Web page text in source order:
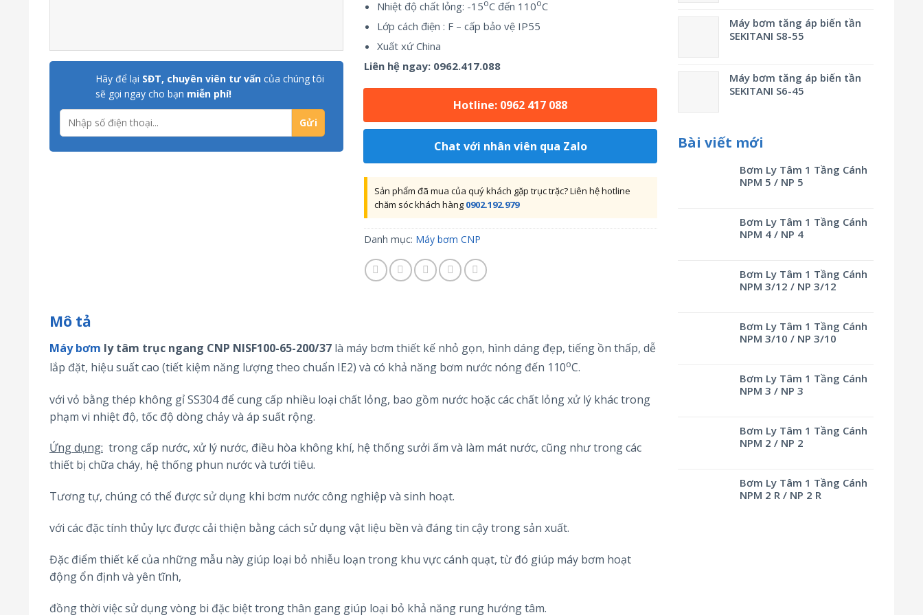
Máy bơm tăng áp biến tần
SEKITANI S8-55
Máy bơm tăng áp biến tần
SEKITANI S6-45
Bài viết mới
Bơm Ly Tâm 1 Tầng Cánh
NPM 5 / NP 5
Bơm Ly Tâm 1 Tầng Cánh
NPM 4 / NP 4
Bơm Ly Tâm 1 Tầng Cánh
NPM 3/12 / NP 3/12
Bơm Ly Tâm 1 Tầng Cánh
NPM 3/10 / NP 3/10
Bơm Ly Tâm 1 Tầng Cánh
NPM 3 / NP 3
Bơm Ly Tâm 1 Tầng Cánh
NPM 2 / NP 2
Bơm Ly Tâm 1 Tầng Cánh
NPM 2 R / NP 2 R
Hãy để lại SĐT, chuyên viên tư vấn của chúng tôi
sẽ gọi ngay cho bạn miễn phí!
Nhiệt độ chất lỏng: -15oC đến 110oC
Lớp cách điện : F – cấp bảo vệ IP55
Xuất xứ China
Liên hệ ngay: 0962.417.088
Hotline: 0962 417 088
Chat với nhân viên qua Zalo
Sản phẩm đã mua của quý khách gặp trục trặc? Liên hệ hotline
chăm sóc khách hàng 0902.192.979
Danh mục: Máy bơm CNP
Mô tả
Máy bơm ly tâm trục ngang CNP NISF100-65-200/37 là máy bơm thiết kế nhỏ gọn, hình dáng đẹp, tiếng ồn thấp, dễ
lắp đặt, hiệu suất cao (tiết kiệm năng lượng theo chuẩn IE2) và có khả năng bơm nước nóng đến 110oC.
với vỏ bằng thép không gỉ SS304 để cung cấp nhiều loại chất lỏng, bao gồm nước hoặc các chất lỏng xử lý khác trong
phạm vi nhiệt độ, tốc độ dòng chảy và áp suất rộng.
Ứng dụng: trong cấp nước, xử lý nước, điều hòa không khí, hệ thống sưởi ấm và làm mát nước, cũng như trong các
thiết bị chữa cháy, hệ thống phun nước và tưới tiêu.
Tương tự, chúng có thể được sử dụng khi bơm nước công nghiệp và sinh hoạt.
với các đặc tính thủy lực được cải thiện bằng cách sử dụng vật liệu bền và đáng tin cậy trong sản xuất.
Đặc điểm thiết kế của những mẫu này giúp loại bỏ nhiễu loạn trong khu vực cánh quạt, từ đó giúp máy bơm hoạt
động ổn định và yên tĩnh,
đồng thời việc sử dụng vòng bi đặc biệt trong thân gang giúp loại bỏ khả năng rung hướng tâm.